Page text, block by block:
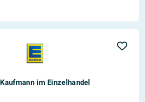
im Einzelhandel